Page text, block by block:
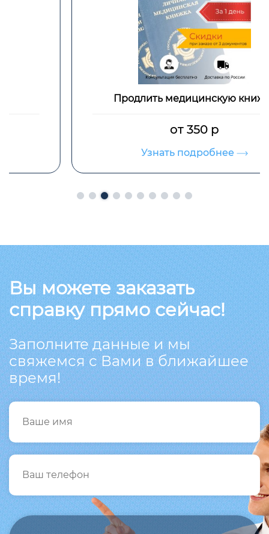
Продлить медицинскую книжку
Узнать подробнее
Вы можете заказать
справку прямо сейчас!
Заполните данные и мы
свяжемся с Вами в ближайшее
время!